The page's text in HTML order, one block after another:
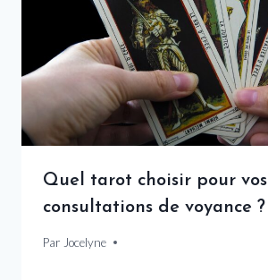
Quel tarot choisir pour vos
consultations de voyance ?
Par Jocelyne
14 décembre 2024